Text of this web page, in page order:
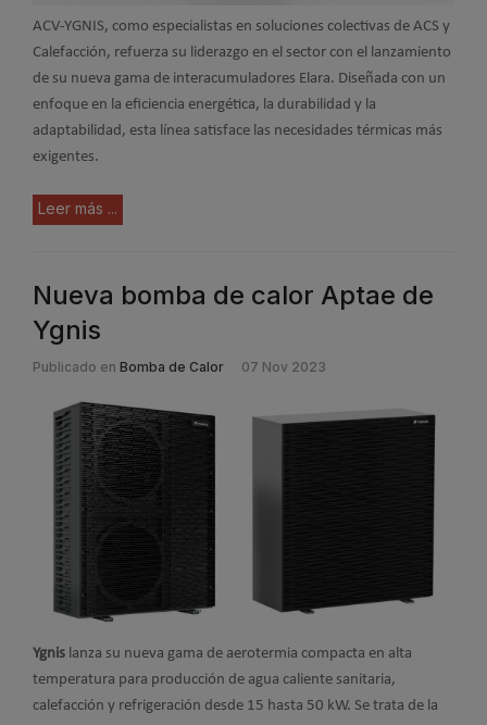
ACV-YGNIS, como especialistas en soluciones colectivas de ACS y
Calefacción, refuerza su liderazgo en el sector con el lanzamiento
de su nueva gama de interacumuladores Elara. Diseñada con un
enfoque en la eficiencia energética, la durabilidad y la
adaptabilidad, esta línea satisface las necesidades térmicas más
exigentes.
Leer más ...
Nueva bomba de calor Aptae de
Ygnis
Publicado en Bomba de Calor 07 Nov 2023
Ygnis lanza su nueva gama de aerotermia compacta en alta
temperatura para producción de agua caliente sanitaria,
calefacción y refrigeración desde 15 hasta 50 kW. Se trata de la